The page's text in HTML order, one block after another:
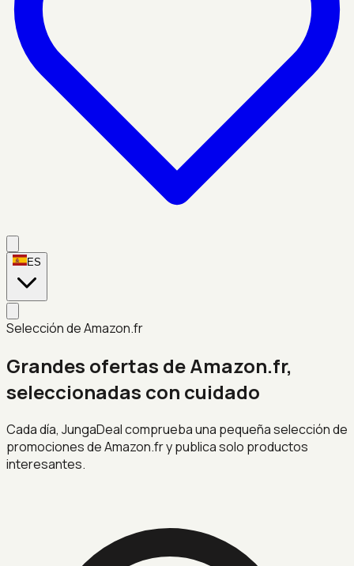
ES
Selección de Amazon.fr
Grandes ofertas de Amazon.fr,
seleccionadas con cuidado
Cada día, JungaDeal comprueba una pequeña selección de
promociones de Amazon.fr y publica solo productos
interesantes.